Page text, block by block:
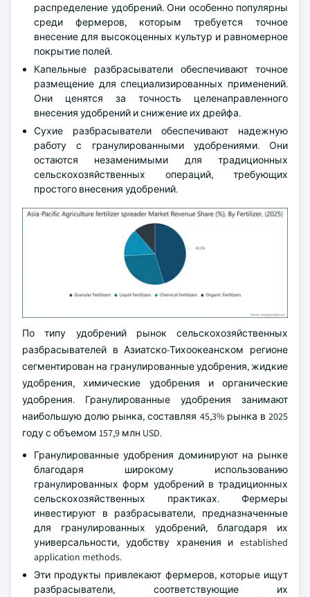
распределение удобрений. Они особенно популярны
среди фермеров, которым требуется точное
внесение для высокоценных культур и равномерное
покрытие полей.
Капельные разбрасыватели обеспечивают точное
размещение для специализированных применений.
Они ценятся за точность целенаправленного
внесения удобрений и снижение их дрейфа.
Сухие разбрасыватели обеспечивают надежную
работу с гранулированными удобрениями. Они
остаются незаменимыми для традиционных
сельскохозяйственных операций, требующих
простого внесения удобрений.
По типу удобрений рынок сельскохозяйственных
разбрасывателей в Азиатско-Тихоокеанском регионе
сегментирован на гранулированные удобрения, жидкие
удобрения, химические удобрения и органические
удобрения. Гранулированные удобрения занимают
наибольшую долю рынка, составляя 45,3% рынка в 2025
году с объемом 157,9 млн USD.
Гранулированные удобрения доминируют на рынке
благодаря широкому использованию
гранулированных форм удобрений в традиционных
сельскохозяйственных практиках. Фермеры
инвестируют в разбрасыватели, предназначенные
для гранулированных удобрений, благодаря их
универсальности, удобству хранения и established
application methods.
Эти продукты привлекают фермеров, которые ищут
разбрасыватели, соответствующие их